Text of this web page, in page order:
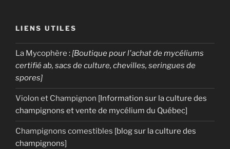
LIENS UTILES
La Mycophère :[Boutique pour l'achat de mycéliums
certifié ab, sacs de culture, chevilles, seringues de
spores]
Violon et Champignon [Information sur la culture des
champignons et vente de mycélium du Québec]
Champignons comestibles [blog sur la culture des
champignons]